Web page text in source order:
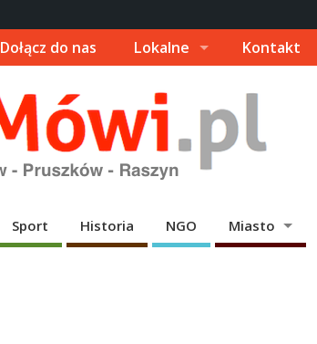
Dołącz do nas Lokalne Kontakt
Sport Historia NGO Miasto